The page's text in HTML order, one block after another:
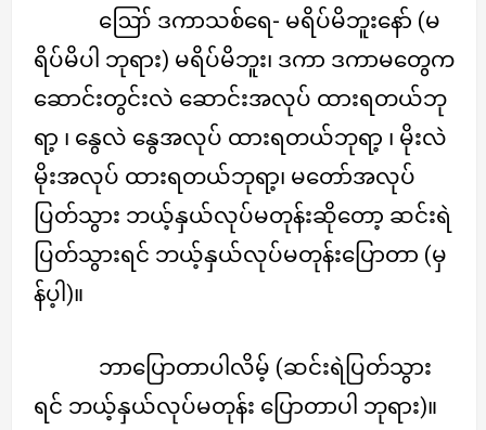
ဪ ဒကာသစ်ရေ- မရိပ်မိဘူးနော် (မ
ရိပ်မိပါ ဘုရား) မရိပ်မိဘူး၊ ဒကာ ဒကာမတွေက
ဆောင်းတွင်းလဲ ဆောင်းအလုပ် ထားရတယ်ဘု
ရာ့ ၊ နွေလဲ နွေအလုပ် ထားရတယ်ဘုရာ့ ၊ မိုးလဲ
မိုးအလုပ် ထားရတယ်ဘုရာ့၊ မတော်အလုပ်
ပြတ်သွား ဘယ့်နှယ်လုပ်မတုန်းဆိုတော့ ဆင်းရဲ
ပြတ်သွားရင် ဘယ့်နှယ်လုပ်မတုန်းပြောတာ (မှ
န်ပ့ါ)။
ဘာပြောတာပါလိမ့် (ဆင်းရဲပြတ်သွား
ရင် ဘယ့်နှယ်လုပ်မတုန်း ပြောတာပါ ဘုရား)။